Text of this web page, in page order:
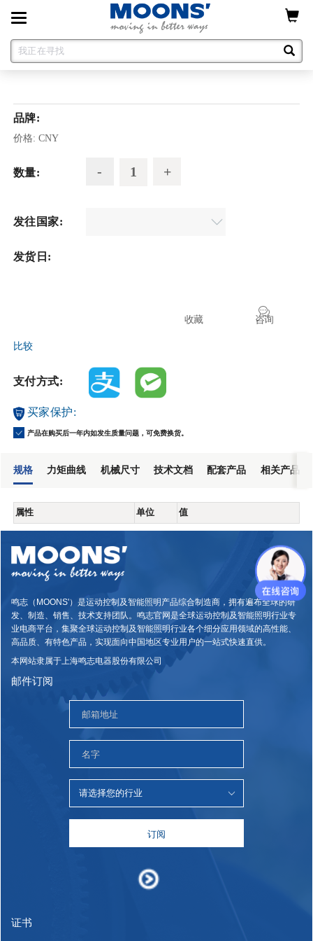
Toggle
navigation
品牌:
价格: CNY
数量:
发往国家:
发货日:
咨询
收藏
比较
支付方式:
买家保护:
产品在购买后一年内如发生质量问题，可免费换货。
规格 力矩曲线 机械尺寸 技术文档 配套产品 相关产品
属性 单位 值
鸣志（MOONS'）是运动控制及智能照明产品综合制造商，拥有遍布全球的研
发、制造、销售、技术支持团队。鸣志官网是全球运动控制及智能照明行业专
业电商平台，集聚全球运动控制及智能照明行业各个细分应用领域的高性能、
高品质、有特色产品，实现面向中国地区专业用户的一站式快速直供。
本网站隶属于上海鸣志电器股份有限公司
邮件订阅
订阅
证书